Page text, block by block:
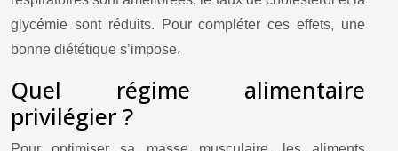
glycémie sont réduits. Pour compléter ces effets, une
bonne diététique s’impose.
Quel régime alimentaire
privilégier ?